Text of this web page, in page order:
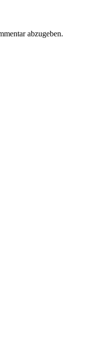
abzugeben.